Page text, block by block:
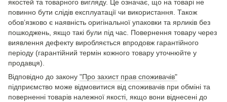
якостей та товарного вигляду. Це означає, що на товарі не
повинно бути слідів експлуатації чи використання. Також
обов’язково є наявність оригінальної упаковки та ярликів без
пошкоджень, якщо такі були під час. Повернення товару через
виявлення дефекту виробляється впродовж гарантійного
періоду (гарантійний термін кожного товару уточнюйте у
продавця).
Відповідно до закону "Про захист прав споживачів"
підприємство може відмовитися від споживачів при обміні та
поверненні товарів належної якості, якщо вони віднесені до